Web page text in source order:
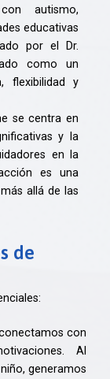
autismo,
educativas
por el Dr.
como un
flexibilidad y
se centra en
y la
en la
es una
allá de las
de
con
Al
generamos